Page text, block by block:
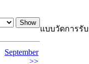
September
>>
แบบวัดการรั